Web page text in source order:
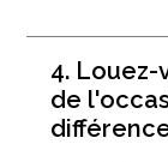
4.
de